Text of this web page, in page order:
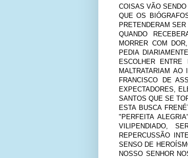
COISAS VÃO
QUE OS
PRETENDERAM
QUANDO
MORRER COM
PEDIA
ESCOLHER
MALTRATARIAM
FRANCISCO DE
EXPECTADORES,
SANTOS QUE SE
ESTA BUSCA
"PERFEITA
VILIPENDIADO,
REPERCUSSÃO
SENSO DE
NOSSO SENHOR